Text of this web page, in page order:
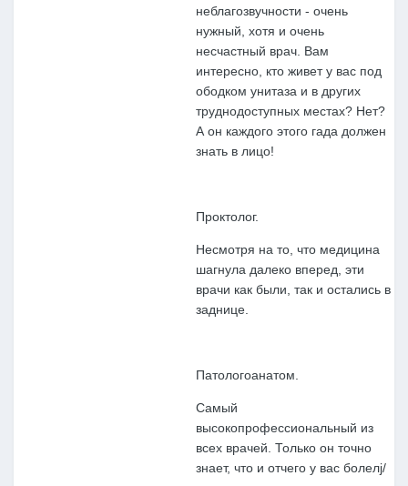
неблагозвучности - очень
нужный, хотя и очень
несчастный врач. Вам
интересно, кто живет у вас под
ободком унитаза и в других
труднодоступных местах? Нет?
А он каждого этого гада должен
знать в лицо!
Проктолог.
Несмотря на то, что медицина
шагнула далеко вперед, эти
врачи как были, так и остались в
заднице.
Патологоанатом.
Самый
высокопрофессиональный из
всех врачей. Только он точно
знает, что и отчего у вас болелj/